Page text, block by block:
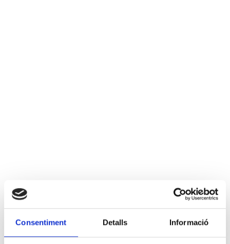
Consentiment Detalls Informació